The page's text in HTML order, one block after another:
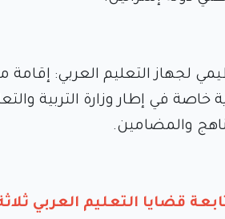
لجهاز التعليم العربي: إقامة
خاصة في إطار وزارة التربية
والمضامين.
قضايا التعليم العربي